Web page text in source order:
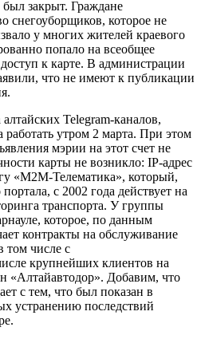
был закрыт. Граждане
снегоуборщиков, которое не
у многих жителей краевого
попало на всеобщее
к карте. В администрации
что не имеют к публикации
Telegram-каналов,
работать утром 2 марта. При этом
мэрии на этот счет не
карты не возникло: IP-адрес
«М2М-Телематика», который,
с 2002 года действует на
транспорта. У группы
которое, по данным
контракты на обслуживание
числе с
крупнейших клиентов на
«Алтайавтодор». Добавим, что
с тем, что был показан в
устранению последствий